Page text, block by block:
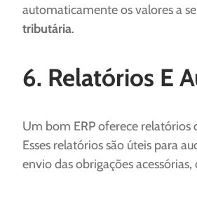
automaticamente os valores a
tributária.
6. Relatórios E
Um bom ERP oferece relatórios
Esses relatórios são úteis para
envio das obrigações